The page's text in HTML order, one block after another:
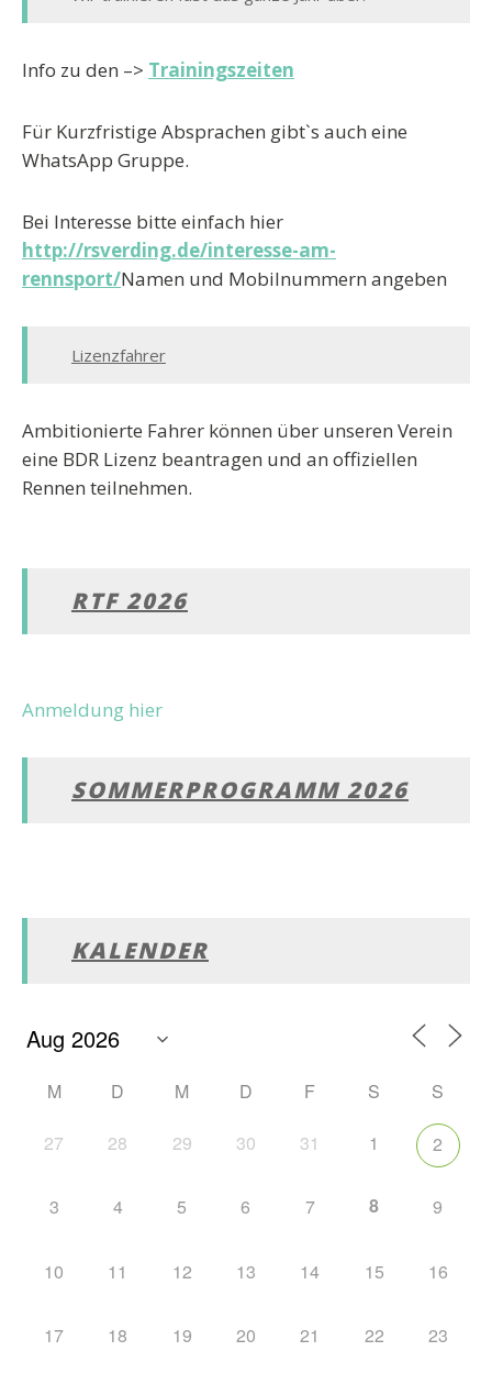
Info zu den –> Trainingszeiten
Für Kurzfristige Absprachen gibt`s auch eine
WhatsApp Gruppe.
Bei Interesse bitte einfach hier
http://rsverding.de/interesse-am-
rennsport/Namen und Mobilnummern angeben
Lizenzfahrer
Ambitionierte Fahrer können über unseren Verein
eine BDR Lizenz beantragen und an offiziellen
Rennen teilnehmen.
RTF 2026
Anmeldung hier
SOMMERPROGRAMM 2026
KALENDER
M D M D F S S
27 28 29 30 31 1 2
3 4 5 6 7 8 9
10 11 12 13 14 15 16
17 18 19 20 21 22 23